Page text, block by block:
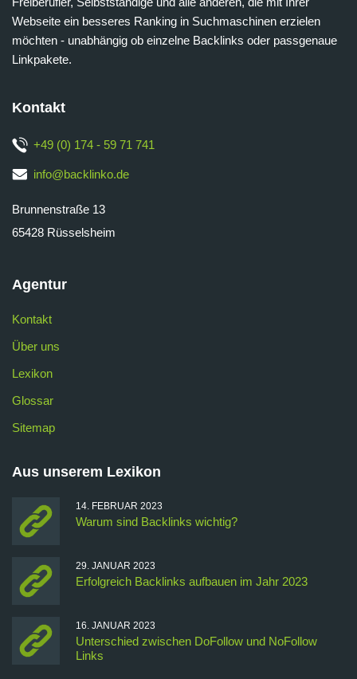
Webseite ein besseres Ranking in Suchmaschinen erzielen
möchten - unabhängig ob einzelne Backlinks oder passgenaue
Linkpakete.
Kontakt
+49 (0) 174 - 59 71 741
info@backlinko.de
Brunnenstraße 13
65428 Rüsselsheim
Agentur
Kontakt
Über uns
Lexikon
Glossar
Sitemap
Aus unserem Lexikon
14. FEBRUAR 2023
Warum sind Backlinks wichtig?
29. JANUAR 2023
Erfolgreich Backlinks aufbauen im Jahr 2023
16. JANUAR 2023
Unterschied zwischen DoFollow und NoFollow
Links